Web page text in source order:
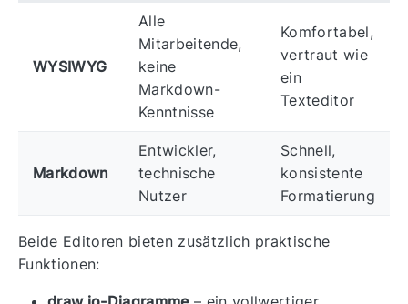
WYSIWYG
Alle
Mitarbeitende,
keine
Markdown-
Kenntnisse
Komfortabel,
vertraut wie
ein
Texteditor
Markdown
Entwickler,
technische
Nutzer
Schnell,
konsistente
Formatierung
Beide Editoren bieten zusätzlich praktische
Funktionen: